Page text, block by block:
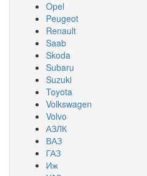
Opel
Peugeot
Renault
Saab
Skoda
Subaru
Suzuki
Toyota
Volkswagen
Volvo
АЗЛК
ВАЗ
ГАЗ
Иж